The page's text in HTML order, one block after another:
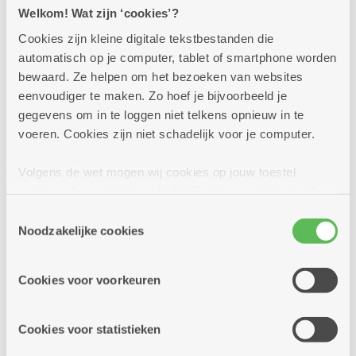
Welkom! Wat zijn ‘cookies’?
Cookies zijn kleine digitale tekstbestanden die
automatisch op je computer, tablet of smartphone worden
bewaard. Ze helpen om het bezoeken van websites
eenvoudiger te maken. Zo hoef je bijvoorbeeld je
gegevens om in te loggen niet telkens opnieuw in te
voeren. Cookies zijn niet schadelijk voor je computer.
Volgens de wet mogen wij cookies op jouw toestel
cookies hebben we jouw toestemming nodig. Sommige
cookies worden geplaatst door derde partijen die een
informatie over jouw (geanonimiseerd) gebruik van onze
partners kunnen deze gegevens combineren met andere
Noodzakelijke cookies
Cookies voor voorkeuren
Cookies voor statistieken
Bezoekers konden de sfeer op
het binnenplein opsnuiven vanuit een
heuse standstoel. Voor het jonge volkje was
er suikerspin.
In totaal kwamen er meer dan 250
bezoekers langs tijdens dit openingsfeest.
Meer dan 70 geïnteresseerden kregen